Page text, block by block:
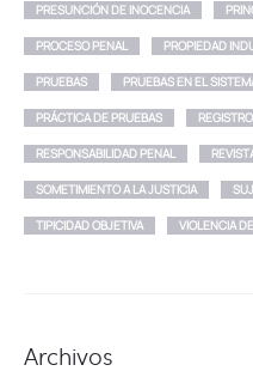
PRESUNCIÓN DE INOCENCIA
PROCESO PENAL PROPIEDAD
PRUEBAS PRUEBAS EN EL
PRÁCTICA DE PRUEBAS
RESPONSABILIDAD PENAL
SOMETIMIENTO A LA JUSTICIA
TIPICIDAD OBJETIVA VIOLENCIA
Archivos